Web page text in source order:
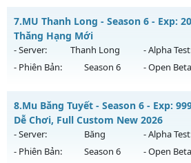
Antihack: VIP SHIELD
MU HỎA LONG - 🌍 Website: https://
Mu mới ra tháng 08 2026 - Mở máy chủ
https://facebook.com/muhoalong
10/08/2626
Kiểu reset: Non Reset
Thể loại: Mu Nguyên bản Webzen
Antihack: XShield
7.MU Thanh Long - Season 6 - Exp:
Thăng Hạng Mới
- Server: Thanh Long - Alpha
- Phiên Bản:
Season 6 - Open
MU Thanh Long - Ép Thăng Hạng Mới
Mu mới ra tháng 08 2026 - Mở máy
13h ngày 06/08/2626
Exp: 200x - Drop: 35%
8.Mu Băng Tuyết - Season 6 - Exp:
Dễ Chơi, Full Custom New 2026
- Server: Băng - Alpha
- Phiên Bản:
Season 6 - Open